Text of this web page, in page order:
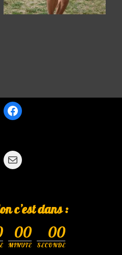
c’est dans :
00
MINUTE
00
SECONDE